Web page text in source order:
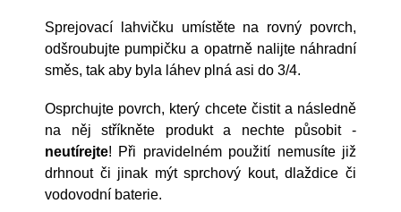
Sprejovací lahvičku umístěte na rovný povrch,
odšroubujte pumpičku a opatrně nalijte náhradní
směs, tak aby byla láhev plná asi do 3/4.
Osprchujte povrch, který chcete čistit a následně
na něj stříkněte produkt a nechte působit -
neutírejte! Při pravidelném použití nemusíte již
drhnout či jinak mýt sprchový kout, dlaždice či
vodovodní baterie.